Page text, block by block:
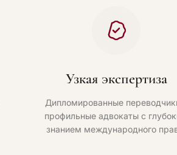
Узкая экспертиза
Дипломированные
профильные адвокаты с
знанием международного